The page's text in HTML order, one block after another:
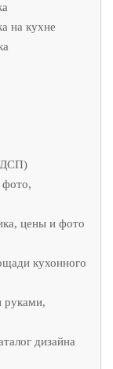
на кухне
фото,
цены и фото
кухонного
руками,
дизайна